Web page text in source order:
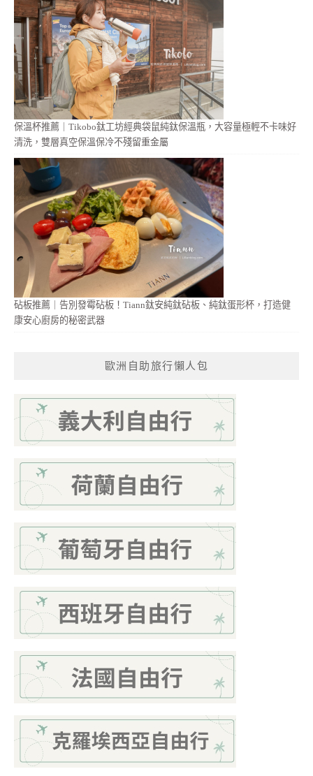
保溫杯推薦｜Tikobo鈦工坊經典袋鼠純鈦保溫瓶，大容量極輕不卡味好
清洗，雙層真空保溫保冷不殘留重金屬
砧板推薦｜告別發霉砧板！Tiann鈦安純鈦砧板、純鈦蛋形杯，打造健
康安心廚房的秘密武器
歐洲自助旅行懶人包